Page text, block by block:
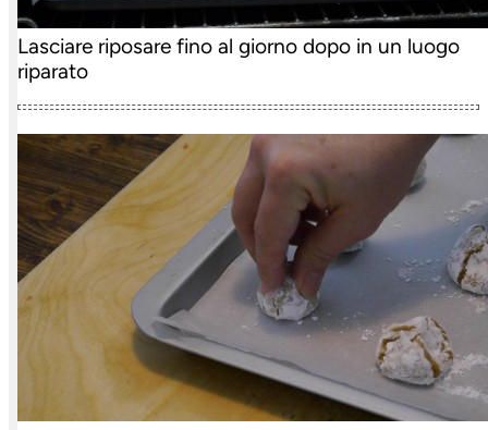
Lasciare riposare fino al giorno dopo in un luogo
riparato